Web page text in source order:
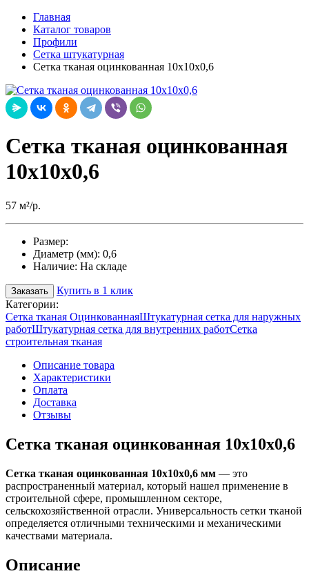
Главная
Каталог товаров
Профили
Сетка штукатурная
Сетка тканая оцинкованная 10х10х0,6
Сетка тканая оцинкованная
10х10х0,6
57 м²/р.
Размер:
Диаметр (мм): 0,6
Наличие: На складе
Заказать
Купить в 1 клик
Категории:
Сетка тканая ОцинкованнаяШтукатурная сетка для наружных
работШтукатурная сетка для внутренних работСетка
строительная тканая
Описание товара
Характеристики
Оплата
Доставка
Отзывы
Сетка тканая оцинкованная 10х10х0,6
Сетка тканая оцинкованная 10х10х0,6 мм — это
распространенный материал, который нашел применение в
строительной сфере, промышленном секторе,
сельскохозяйственной отрасли. Универсальность сетки тканой
определяется отличными техническими и механическими
качествами материала.
Описание